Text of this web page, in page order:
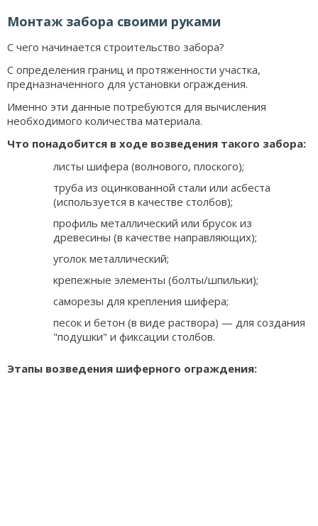
Монтаж забора своими руками
С чего начинается строительство забора?
С определения границ и протяженности участка,
предназначенного для установки ограждения.
Именно эти данные потребуются для вычисления
необходимого количества материала.
Что понадобится в ходе возведения такого забора:
листы шифера (волнового, плоского);
труба из оцинкованной стали или асбеста
(используется в качестве столбов);
профиль металлический или брусок из
древесины (в качестве направляющих);
уголок металлический;
крепежные элементы (болты/шпильки);
саморезы для крепления шифера;
песок и бетон (в виде раствора) — для создания
"подушки" и фиксации столбов.
Этапы возведения шиферного ограждения: